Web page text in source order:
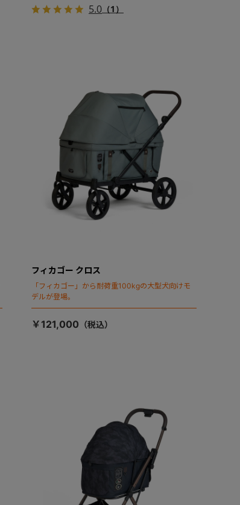
5.0（1）
フィカゴー クロス
「フィカゴー」から耐荷重100kgの大型犬向けモ
デルが登場。
￥121,000